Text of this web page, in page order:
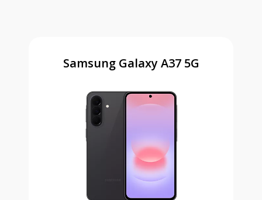
Samsung Galaxy A37 5G